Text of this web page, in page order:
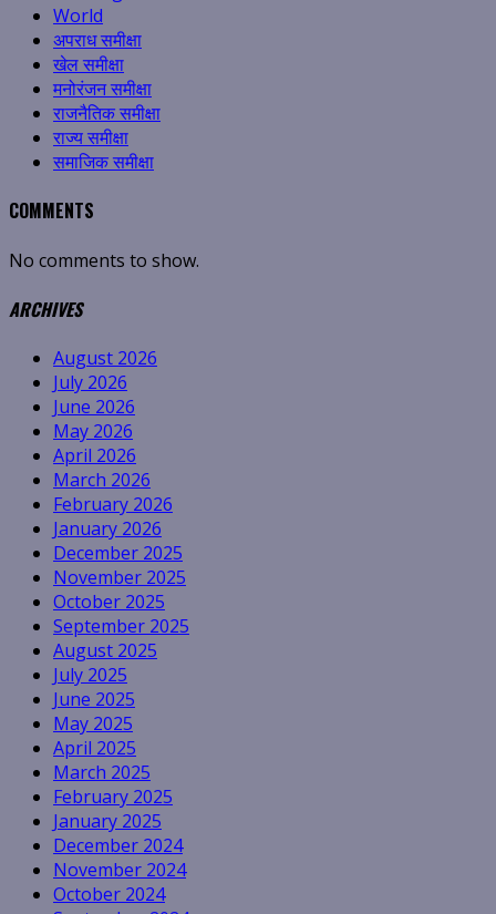
World
अपराध समीक्षा
खेल समीक्षा
मनोरंजन समीक्षा
राजनैतिक समीक्षा
राज्य समीक्षा
समाजिक समीक्षा
COMMENTS
No comments to show.
ARCHIVES
August 2026
July 2026
June 2026
May 2026
April 2026
March 2026
February 2026
January 2026
December 2025
November 2025
October 2025
September 2025
August 2025
July 2025
June 2025
May 2025
April 2025
March 2025
February 2025
January 2025
December 2024
November 2024
October 2024